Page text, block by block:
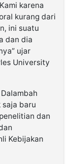
karena
kurang dari
ini suatu
dan dia
ujar
University
saja baru
dan
Kebijakan